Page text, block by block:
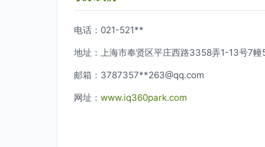
电话：021-521**
地址：上海市奉贤区平庄西路3358弄1-13号7幢
邮箱：3787357**263@qq.com
网址： www.iq360park.com